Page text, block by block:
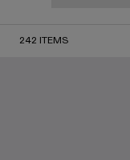
242 ITEMS